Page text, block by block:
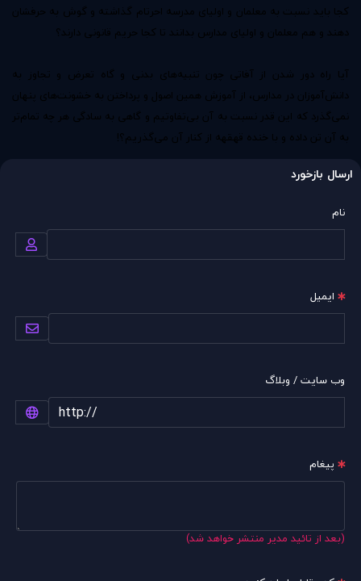
کجا باید نسبت به معلمان و اولیای مدرسه احرتام گذاشته و گوش به حرفشان
دهند و هم معلمان و اولیای مدارس بدانند تا کجا حریم قانونی دارند؟
آیا راه دور شدن از آفاتی چون تنبیه‌های بدنی و گاه تعرض و تجاوز به
دانش‌آموزان در مدارس، از آموزش همین اصول و پرداختن به خشونت‌های پنهان
نمی‌گذرد که این قدر نسبت به آن بی‌‌تفاوتیم و گاهی به سادگی هر چه تمام‌تر
به آن تن ‌داده و با خنده قهقهه از کنار آن می‌گذریم؟!
ارسال بازخورد
نام
ایمیل
وب سایت / وبلاگ
پیغام
(بعد از تائید مدیر منتشر خواهد شد)